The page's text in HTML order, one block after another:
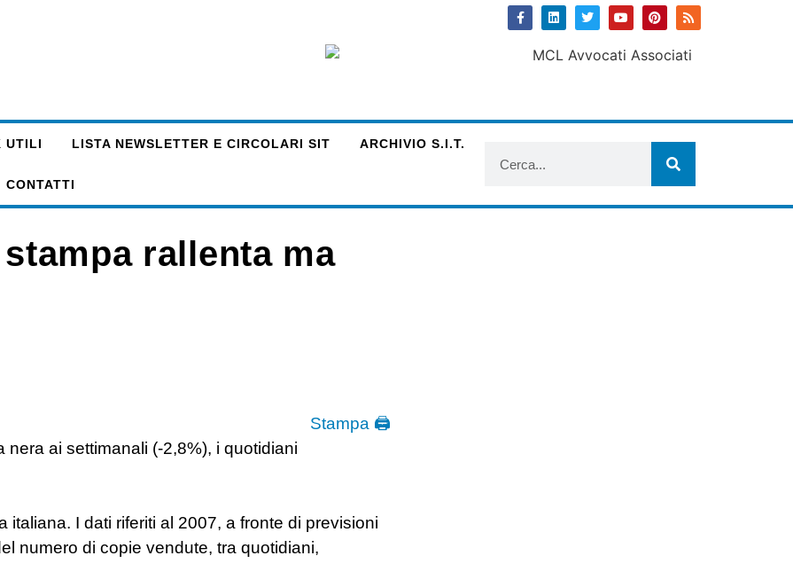
UTILI LISTA NEWSLETTER E CIRCOLARI SIT ARCHIVIO S.I.T.
CONTATTI
rallenta ma
Stampa 🖨
ai settimanali (-2,8%), i quotidiani
I dati riferiti al 2007, a fronte di previsioni
numero di copie vendute, tra quotidiani,